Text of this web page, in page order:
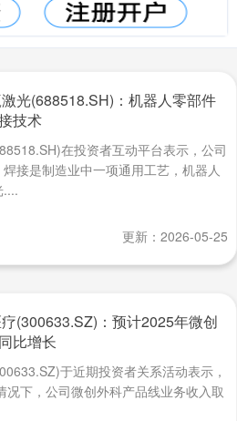
光(688518.SH)：机器人零部件
技术
在投资者互动平台表示，公司
接是制造业中一项通用工艺，机器人
....
更新：2026-05-25
(300633.SZ)：预计2025年微创
比增长
于近期投资者关系活动表示，
下，公司微创外科产品线业务收入取